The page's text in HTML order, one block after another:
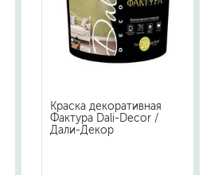
Краска декоративная
Фактура Dali-Decor /
Дали-Декор